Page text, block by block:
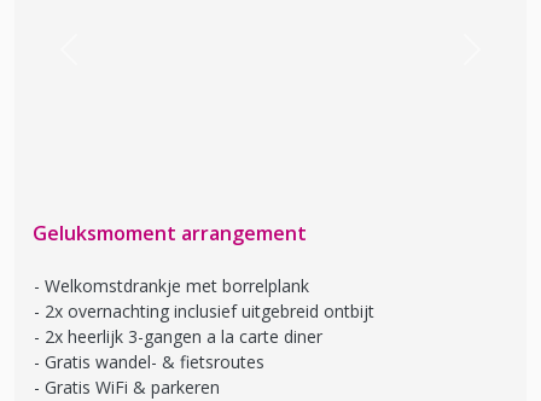
Geluksmoment arrangement
Welkomstdrankje met borrelplank
2x overnachting inclusief uitgebreid ontbijt
2x heerlijk 3-gangen a la carte diner
Gratis wandel- & fietsroutes
Gratis WiFi & parkeren